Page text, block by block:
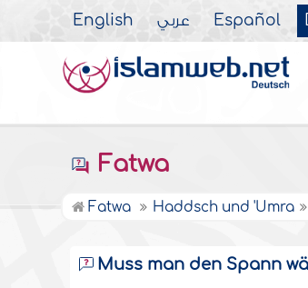
English عربي Español
Fatwa
Fatwa Haddsch und 'Umra
Muss man den Spann